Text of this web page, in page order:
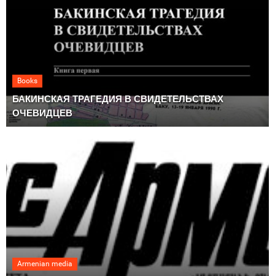
Books
БАКИНСКАЯ ТРАГЕДИЯ В СВИДЕТЕЛЬСТВАХ
ОЧЕВИДЦЕВ
Armenian media